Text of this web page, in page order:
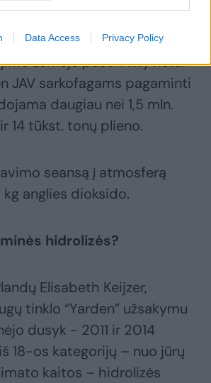
Data Access Privacy Policy
žemėje pusė. Aktyvistai
JAV sarkofagams pagaminti
daugiau nei 1,5 mln.
14 tūkst. tonų plieno.
seansą į atmosferą
anglies dioksido.
hidrolizės?
Elisabeth Keijzer,
tinklo “Yarden” užsakymu
dusyk - 2011 ir 2014
18-os kategorijų – nuo jūrų
kaitos – hidrolizės